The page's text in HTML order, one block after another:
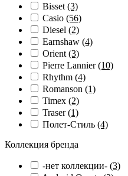
Bisset (3)
Casio (56)
Diesel (2)
Earnshaw (4)
Orient (3)
Pierre Lannier(10)
Rhythm (4)
Romanson (1)
Timex (2)
Traser(1)
Полет-Стиль (4)
Коллекция бренда
-нет коллекции- (3)